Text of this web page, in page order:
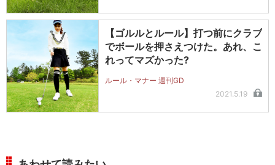
【ゴルルとルール】打つ前にクラブ
でボールを押さえつけた。あれ、こ
れってマズかった?
ルール・マナー 週刊GD
2021.5.19